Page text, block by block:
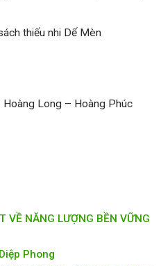
thiếu nhi Dế Mèn
Long – Hoàng Phúc
VỀ NĂNG LƯỢNG BỀN VỮNG
Phong